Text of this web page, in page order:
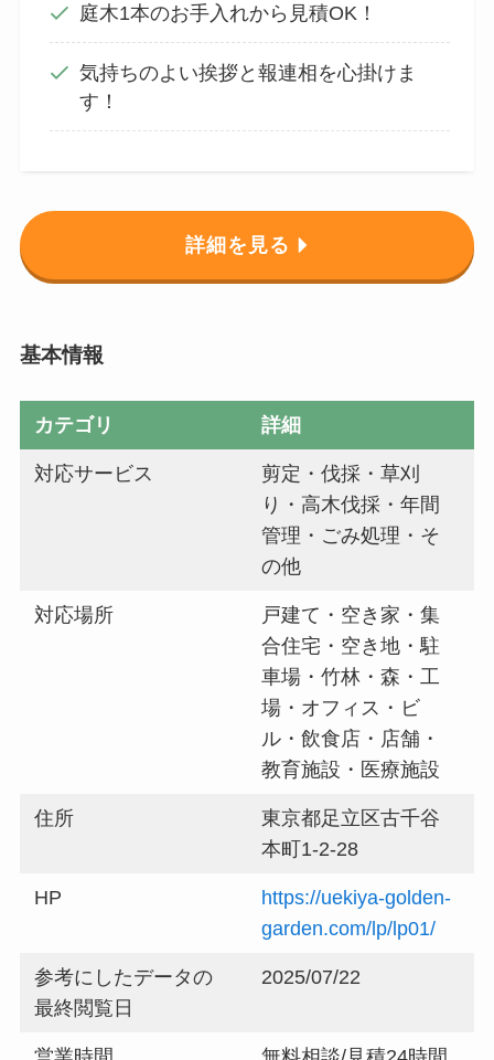
庭木1本のお手入れから見積OK！
気持ちのよい挨拶と報連相を心掛けま
す！
詳細を見る
基本情報
カテゴリ 詳細
対応サービス
剪定・伐採・草刈
り・高木伐採・年間
管理・ごみ処理・そ
の他
対応場所
戸建て・空き家・集
合住宅・空き地・駐
車場・竹林・森・工
場・オフィス・ビ
ル・飲食店・店舗・
教育施設・医療施設
住所
東京都足立区古千谷
本町1-2-28
HP
https://uekiya-golden-
garden.com/lp/lp01/
参考にしたデータの
最終閲覧日
2025/07/22